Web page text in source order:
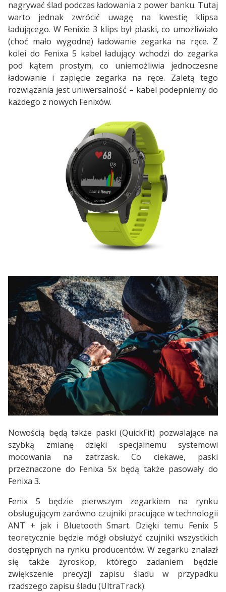
nagrywać ślad podczas ładowania z power banku. Tutaj
warto jednak zwrócić uwagę na kwestię klipsa
ładującego. W Fenixie 3 klips był płaski, co umożliwiało
(choć mało wygodne) ładowanie zegarka na ręce. Z
kolei do Fenixa 5 kabel ładujący wchodzi do zegarka
pod kątem prostym, co uniemożliwia jednoczesne
ładowanie i zapięcie zegarka na ręce. Zaletą tego
rozwiązania jest uniwersalność – kabel podepniemy do
każdego z nowych Fenixów.
Nowością będą także paski (QuickFit) pozwalające na
szybką zmianę dzięki specjalnemu systemowi
mocowania na zatrzask. Co ciekawe, paski
przeznaczone do Fenixa 5x będą także pasowały do
Fenixa 3.
Fenix 5 będzie pierwszym zegarkiem na rynku
obsługującym zarówno czujniki pracujące w technologii
ANT + jak i Bluetooth Smart. Dzięki temu Fenix 5
teoretycznie będzie mógł obsłużyć czujniki wszystkich
dostępnych na rynku producentów. W zegarku znalazł
się także żyroskop, którego zadaniem będzie
zwiększenie precyzji zapisu śladu w przypadku
rzadszego zapisu śladu (UltraTrack).